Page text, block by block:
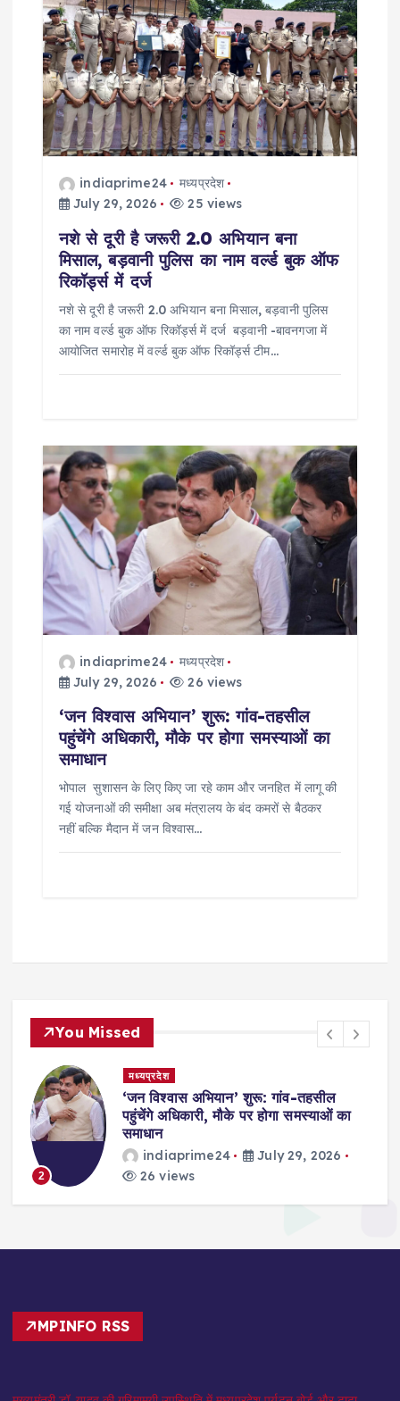
g
a
t
indiaprime24
मध्यप्रदेश
July 29, 2026
25 views
नशे से दूरी है जरूरी 2.0 अभियान बना
मिसाल, बड़वानी पुलिस का नाम वर्ल्ड बुक ऑफ
रिकॉर्ड्स में दर्ज
नशे से दूरी है जरूरी 2.0 अभियान बना मिसाल, बड़वानी पुलिस
का नाम वर्ल्ड बुक ऑफ रिकॉर्ड्स में दर्ज बड़वानी -बावनगजा में
आयोजित समारोह में वर्ल्ड बुक ऑफ रिकॉर्ड्स टीम…
indiaprime24
मध्यप्रदेश
July 29, 2026
26 views
‘जन विश्वास अभियान’ शुरू: गांव-तहसील
पहुंचेंगे अधिकारी, मौके पर होगा समस्याओं का
समाधान
भोपाल सुशासन के लिए किए जा रहे काम और जनहित में लागू की
गई योजनाओं की समीक्षा अब मंत्रालय के बंद कमरों से बैठकर
नहीं बल्कि मैदान में जन विश्वास…
You Missed
2
मध्यप्रदेश
‘जन विश्वास अभियान’ शुरू: गांव-तहसील
पहुंचेंगे अधिकारी, मौके पर होगा समस्याओं का
समाधान
indiaprime24
July 29, 2026
26 views
MPINFO RSS